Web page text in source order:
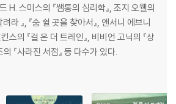
H. 스미스의 『쌤통의 심리학』, 조지 오웰의
려라 』, 『숨 쉴 곳을 찾아서』, 앤서니 에브니
스의 『걸 온 더 트레인』, 비비언 고닉의 『상
『사라진 서점』 등 다수가 있다.